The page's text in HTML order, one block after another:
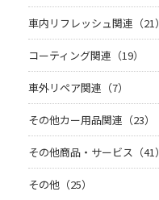
車内リフレッシュ関連（21）
コーティング関連（19）
車外リペア関連（7）
その他カー用品関連（23）
その他商品・サービス（41）
その他（25）